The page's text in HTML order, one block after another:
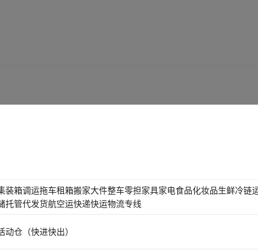
装箱调运拖车租箱搬家大件整车零担家具家电食品化妆品生鲜冷链
托管代发货航空运快递快运物流专线
动仓（快进快出）